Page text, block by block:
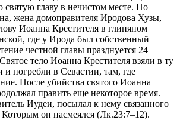
святую главу в нечистом месте. Но
жена домоправителя Иродова Хузы,
Иоанна Крестителя в глиняном
где у Ирода был собственный
честной главы празднуется 24
тело Иоанна Крестителя взяли в ту
и погребли в Севастии, там, где
После убийства святого Иоанна
править еще некоторое время.
Иудеи, посылал к нему связанного
он насмеялся (Лк.23:7–12).